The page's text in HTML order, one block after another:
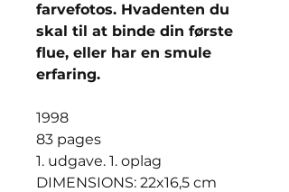
farvefotos. Hvadenten du
skal til at binde din første
flue, eller har en smule
erfaring.
1998
83 pages
1. udgave. 1. oplag
DIMENSIONS: 22x16,5 cm